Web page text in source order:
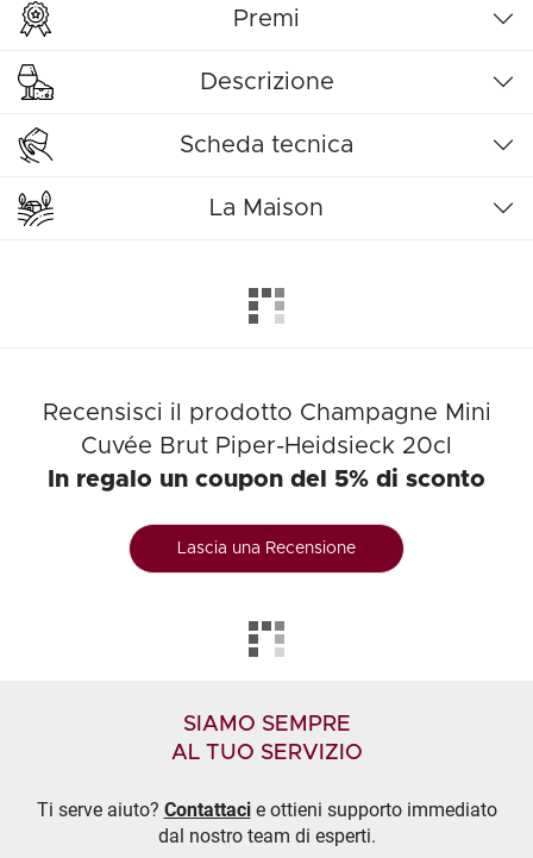
Premi
Descrizione
Scheda tecnica
La Maison
Recensisci il prodotto Champagne Mini
Cuvée Brut Piper-Heidsieck 20cl
In regalo un coupon del 5% di sconto
Lascia una Recensione
SIAMO SEMPRE
AL TUO SERVIZIO
Ti serve aiuto? Contattacie ottieni supporto immediato
dal nostro team di esperti.